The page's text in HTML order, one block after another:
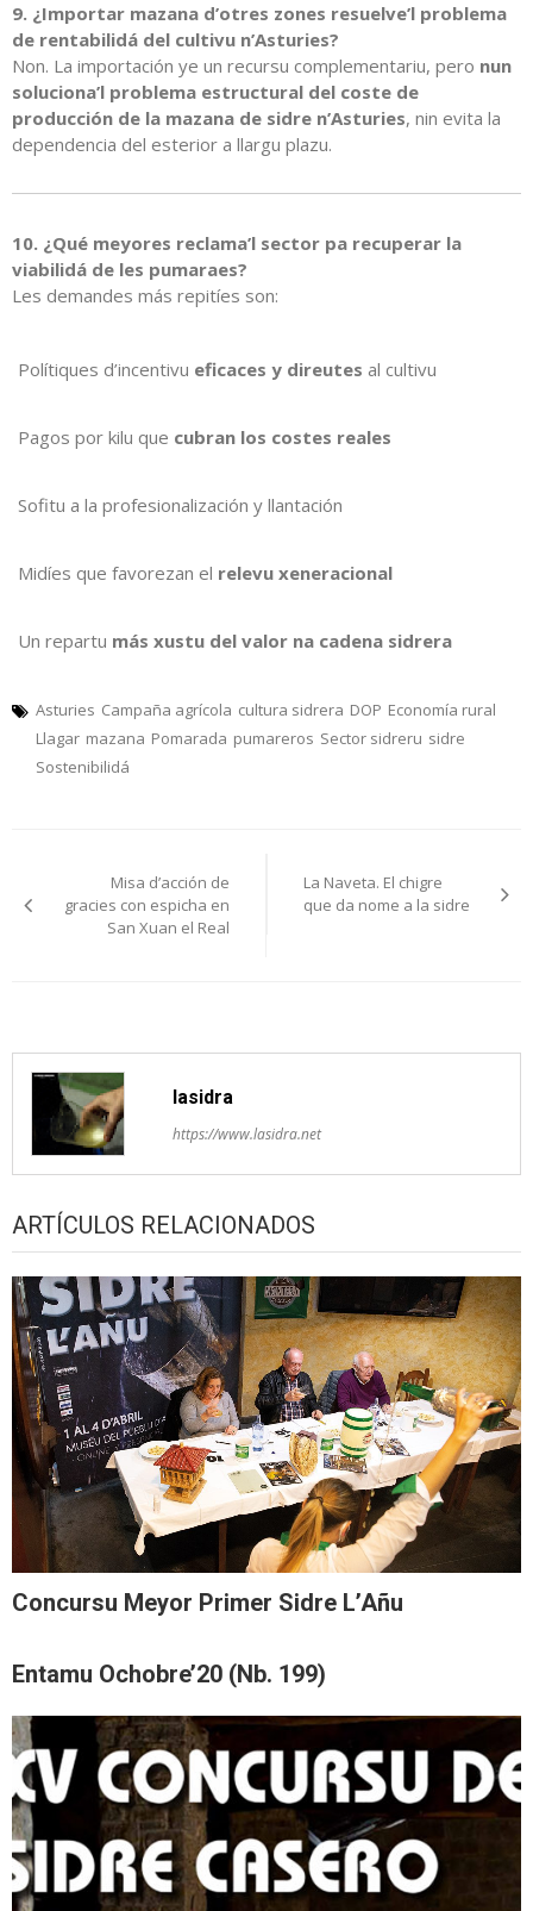
9. ¿Importar mazana d’otres zones resuelve’l problema
de rentabilidá del cultivu n’Asturies?
Non. La importación ye un recursu complementariu, pero nun
soluciona’l problema estructural del coste de
producción de la mazana de sidre n’Asturies, nin evita la
dependencia del esterior a llargu plazu.
10. ¿Qué meyores reclama’l sector pa recuperar la
viabilidá de les pumaraes?
Les demandes más repitíes son:
Polítiques d’incentivu eficaces y direutes al cultivu
Pagos por kilu que cubran los costes reales
Sofitu a la profesionalización y llantación
Midíes que favorezan el relevu xeneracional
Un repartu más xustu del valor na cadena sidrera
Asturies Campaña agrícola cultura sidrera DOP Economía rural
Llagar mazana Pomarada pumareros Sector sidreru sidre
Sostenibilidá
pelosMisa d’acción de
gracies con espicha en
San Xuan el Real
La Naveta. El chigre
que da nome a la sidre
lasidra
https://www.lasidra.net
ARTÍCULOS RELACIONADOS
Concursu Meyor Primer Sidre L’Añu
Entamu Ochobre’20 (Nb. 199)